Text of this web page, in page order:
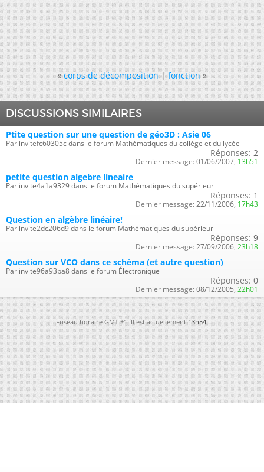
« corps de décomposition|fonction »
DISCUSSIONS SIMILAIRES
Ptite question sur une question de géo3D : Asie 06
Par invitefc60305c dans le forum Mathématiques du collège et du lycée
Réponses: 2
Dernier message: 01/06/2007, 13h51
petite question algebre lineaire
Par invite4a1a9329 dans le forum Mathématiques du supérieur
Réponses: 1
Dernier message: 22/11/2006, 17h43
Question en algèbre linéaire!
Par invite2dc206d9 dans le forum Mathématiques du supérieur
Réponses: 9
Dernier message: 27/09/2006, 23h18
Question sur VCO dans ce schéma (et autre question)
Par invite96a93ba8 dans le forum Électronique
Réponses: 0
Dernier message: 08/12/2005, 22h01
Fuseau horaire GMT +1. Il est actuellement13h54.